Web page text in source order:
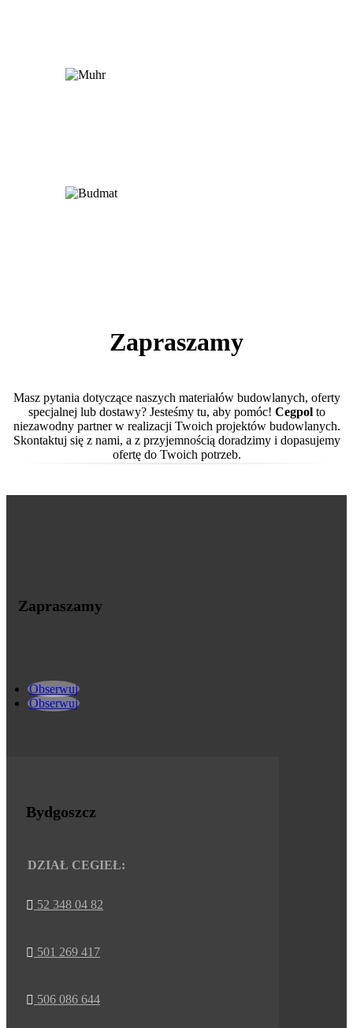
Zapraszamy
Masz pytania dotyczące naszych materiałów budowlanych, oferty
specjalnej lub dostawy? Jesteśmy tu, aby pomóc! Cegpolto
niezawodny partner w realizacji Twoich projektów budowlanych.
Skontaktuj się z nami, a z przyjemnością doradzimy i dopasujemy
ofertę do Twoich potrzeb.
Zapraszamy
Obserwuj
Obserwuj
Bydgoszcz
DZIAŁ CEGIEŁ:
 52 348 04 82
 501 269 417
 506 086 644